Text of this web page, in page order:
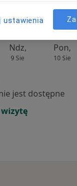
Ndz,
9 Sie
Pon,
10 Sie
jest dostępne
wizytę
ustawienia